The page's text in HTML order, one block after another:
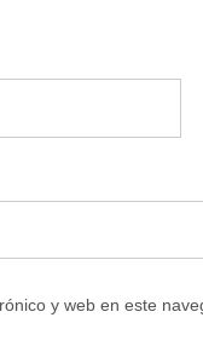
y web en este